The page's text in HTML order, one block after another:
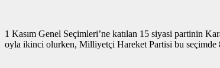
1 Kasım Genel Seçimleri’ne katılan 15 siyasi partinin
oyla ikinci olurken, Milliyetçi Hareket Partisi bu seçimde